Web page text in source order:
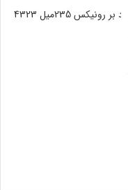
بر رونیکس 235میل 4323